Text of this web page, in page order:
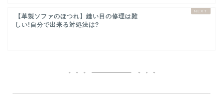
【革製ソファのほつれ】縫い目の修理は難
しい!自分で出来る対処法は?